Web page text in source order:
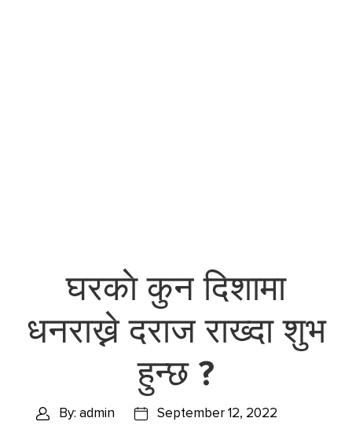
घरकाे कुन दिशामा
धनराख्ने दराज राख्दा शुभ
हुन्छ ?
By: admin September 12, 2022